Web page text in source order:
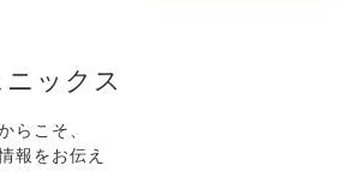
ックス
らこそ、
報をお伝え